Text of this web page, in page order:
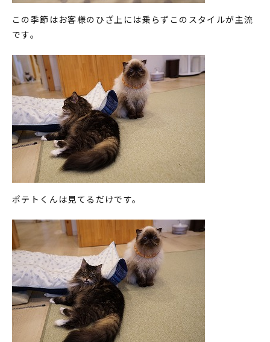
この季節はお客様のひざ上には乗らずこのスタイルが主流
です。
ポテトくんは見てるだけです。